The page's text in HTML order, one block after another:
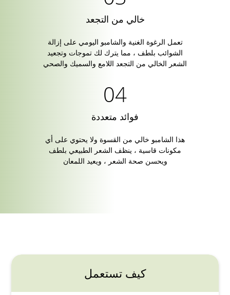
خالي من التجعد
تعمل الرغوة الغنية والشامبو اليومي على إزالة
الشوائب بلطف ، مما يترك لك تموجات وتجعيد
الشعر الخالي من التجعد اللامع والسميك والصحي
فوائد متعددة
هذا الشامبو خالي من القسوة ولا يحتوي على أي
مكونات قاسية ، ينظف الشعر الطبيعي بلطف
ويحسن صحة الشعر ، ويعيد اللمعان
كيف تستعمل